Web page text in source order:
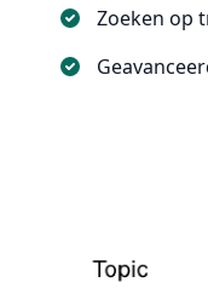
Zoeken op